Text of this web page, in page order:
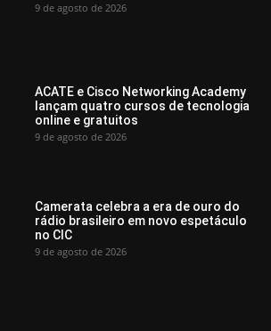
9 de agosto de 2026
ACATE e Cisco Networking Academy
lançam quatro cursos de tecnologia
online e gratuitos
9 de agosto de 2026
Camerata celebra a era de ouro do
rádio brasileiro em novo espetáculo
no CIC
9 de agosto de 2026